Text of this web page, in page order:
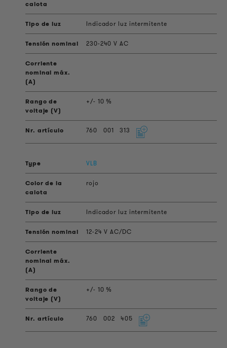
Indicador luz intermitente
230-240 V AC
+/- 10 %
760 001 313
VLB
rojo
Indicador luz intermitente
12-24 V AC/DC
+/- 10 %
760 002 405